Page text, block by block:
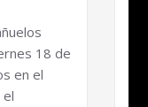
18 de
en el